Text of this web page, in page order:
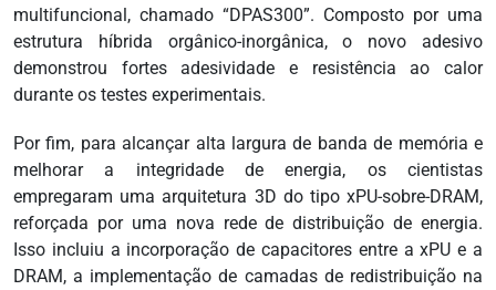
multifuncional, chamado “DPAS300”. Composto por uma
estrutura híbrida orgânico-inorgânica, o novo adesivo
demonstrou fortes adesividade e resistência ao calor
durante os testes experimentais.
Por fim, para alcançar alta largura de banda de memória e
melhorar a integridade de energia, os cientistas
empregaram uma arquitetura 3D do tipo xPU-sobre-DRAM,
reforçada por uma nova rede de distribuição de energia.
Isso incluiu a incorporação de capacitores entre a xPU e a
DRAM, a implementação de camadas de redistribuição na